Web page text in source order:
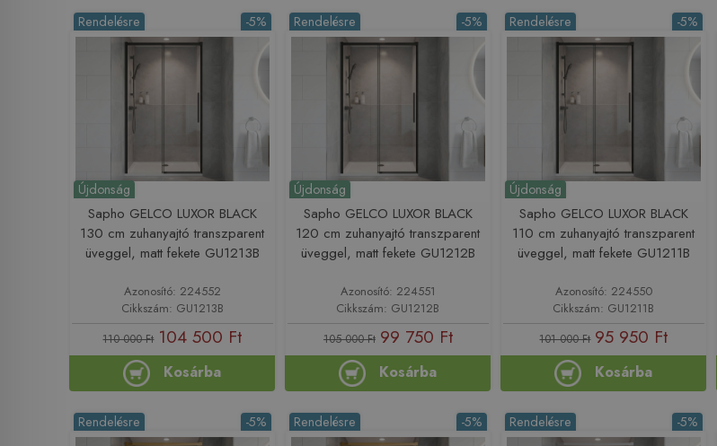
Újdonság
-5%
Rendelésre
Sapho GELCO LUXOR BLACK
130 cm zuhanyajtó transzparent
üveggel, matt fekete GU1213B
Azonosító: 224552
Cikkszám: GU1213B
110 000 Ft 104 500 Ft
Kosárba
Újdonság
-5%
Rendelésre
Sapho GELCO LUXOR BLACK
120 cm zuhanyajtó transzparent
üveggel, matt fekete GU1212B
Azonosító: 224551
Cikkszám: GU1212B
105 000 Ft 99 750 Ft
Kosárba
Újdonság
-5%
Rendelésre
Sapho GELCO LUXOR BLACK
110 cm zuhanyajtó transzparent
üveggel, matt fekete GU1211B
Azonosító: 224550
Cikkszám: GU1211B
101 000 Ft 95 950 Ft
Kosárba
-5%
Rendelésre -5%
Rendelésre -5%
Rendelésre